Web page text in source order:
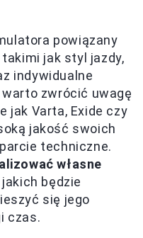
powiązany
jak styl jazdy,
indywidualne
zwrócić uwagę
jak Varta, Exide czy
jakość swoich
techniczne.
własne
jakich będzie
się jego
czas.